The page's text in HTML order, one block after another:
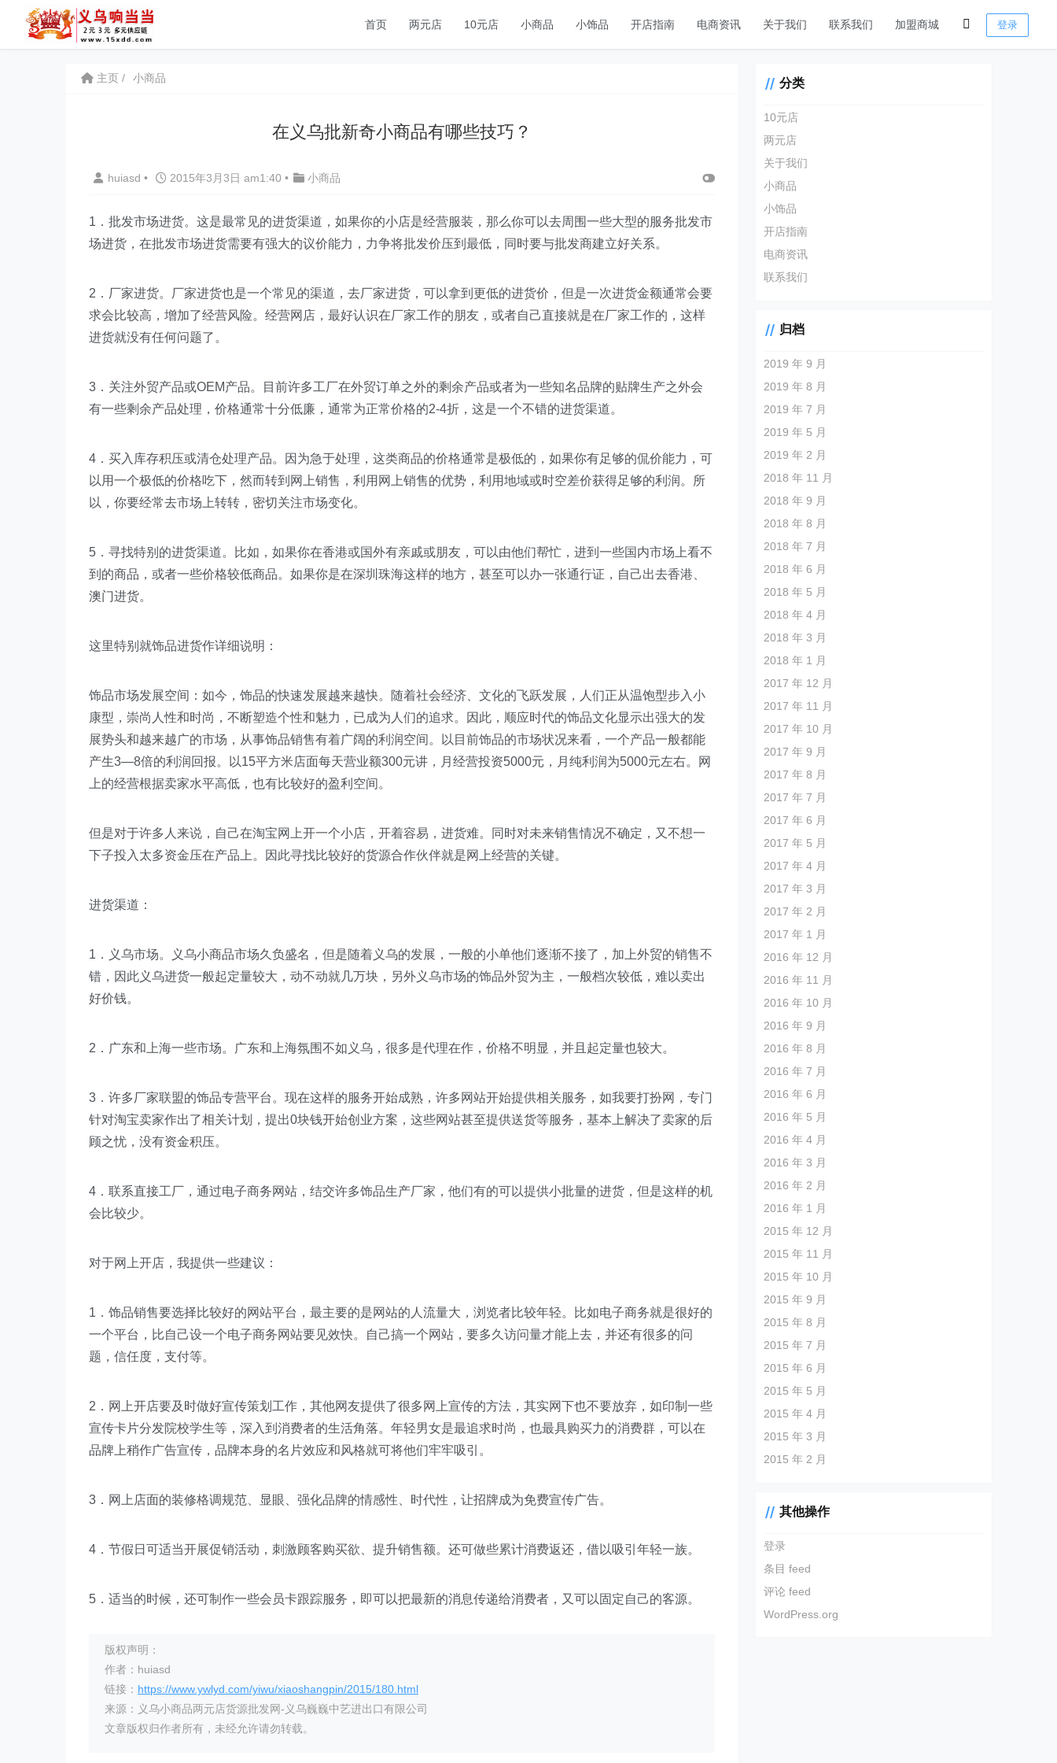
首页 两元店 10元店 小商品 小饰品 开店指南 电商资讯 关于我们 联系我们 加盟商城 登录
主页 小商品
在义乌批新奇小商品有哪些技巧？
huiasd • 2015年3月3日 am1:40 • 小商品
1．批发市场进货。这是最常见的进货渠道，如果你的小店是经营服装，那么你可以去周围一些大型的服务批发市
场进货，在批发市场进货需要有强大的议价能力，力争将批发价压到最低，同时要与批发商建立好关系。
2．厂家进货。厂家进货也是一个常见的渠道，去厂家进货，可以拿到更低的进货价，但是一次进货金额通常会要
求会比较高，增加了经营风险。经营网店，最好认识在厂家工作的朋友，或者自己直接就是在厂家工作的，这样
进货就没有任何问题了。
3．关注外贸产品或OEM产品。目前许多工厂在外贸订单之外的剩余产品或者为一些知名品牌的贴牌生产之外会
有一些剩余产品处理，价格通常十分低廉，通常为正常价格的2-4折，这是一个不错的进货渠道。
4．买入库存积压或清仓处理产品。因为急于处理，这类商品的价格通常是极低的，如果你有足够的侃价能力，可
以用一个极低的价格吃下，然而转到网上销售，利用网上销售的优势，利用地域或时空差价获得足够的利润。所
以，你要经常去市场上转转，密切关注市场变化。
5．寻找特别的进货渠道。比如，如果你在香港或国外有亲戚或朋友，可以由他们帮忙，进到一些国内市场上看不
到的商品，或者一些价格较低商品。如果你是在深圳珠海这样的地方，甚至可以办一张通行证，自己出去香港、
澳门进货。
这里特别就饰品进货作详细说明：
饰品市场发展空间：如今，饰品的快速发展越来越快。随着社会经济、文化的飞跃发展，人们正从温饱型步入小
康型，崇尚人性和时尚，不断塑造个性和魅力，已成为人们的追求。因此，顺应时代的饰品文化显示出强大的发
展势头和越来越广的市场，从事饰品销售有着广阔的利润空间。以目前饰品的市场状况来看，一个产品一般都能
产生3—8倍的利润回报。以15平方米店面每天营业额300元讲，月经营投资5000元，月纯利润为5000元左右。网
上的经营根据卖家水平高低，也有比较好的盈利空间。
但是对于许多人来说，自己在淘宝网上开一个小店，开着容易，进货难。同时对未来销售情况不确定，又不想一
下子投入太多资金压在产品上。因此寻找比较好的货源合作伙伴就是网上经营的关键。
进货渠道：
1．义乌市场。义乌小商品市场久负盛名，但是随着义乌的发展，一般的小单他们逐渐不接了，加上外贸的销售不
错，因此义乌进货一般起定量较大，动不动就几万块，另外义乌市场的饰品外贸为主，一般档次较低，难以卖出
好价钱。
2．广东和上海一些市场。广东和上海氛围不如义乌，很多是代理在作，价格不明显，并且起定量也较大。
3．许多厂家联盟的饰品专营平台。现在这样的服务开始成熟，许多网站开始提供相关服务，如我要打扮网，专门
针对淘宝卖家作出了相关计划，提出0块钱开始创业方案，这些网站甚至提供送货等服务，基本上解决了卖家的后
顾之忧，没有资金积压。
4．联系直接工厂，通过电子商务网站，结交许多饰品生产厂家，他们有的可以提供小批量的进货，但是这样的机
会比较少。
对于网上开店，我提供一些建议：
1．饰品销售要选择比较好的网站平台，最主要的是网站的人流量大，浏览者比较年轻。比如电子商务就是很好的
一个平台，比自己设一个电子商务网站要见效快。自己搞一个网站，要多久访问量才能上去，并还有很多的问
题，信任度，支付等。
2．网上开店要及时做好宣传策划工作，其他网友提供了很多网上宣传的方法，其实网下也不要放弃，如印制一些
宣传卡片分发院校学生等，深入到消费者的生活角落。年轻男女是最追求时尚，也最具购买力的消费群，可以在
品牌上稍作广告宣传，品牌本身的名片效应和风格就可将他们牢牢吸引。
3．网上店面的装修格调规范、显眼、强化品牌的情感性、时代性，让招牌成为免费宣传广告。
4．节假日可适当开展促销活动，刺激顾客购买欲、提升销售额。还可做些累计消费返还，借以吸引年轻一族。
5．适当的时候，还可制作一些会员卡跟踪服务，即可以把最新的消息传递给消费者，又可以固定自己的客源。
版权声明：
作者：huiasd
链接： https://www.ywlyd.com/yiwu/xiaoshangpin/2015/180.html
来源：义乌小商品两元店货源批发网-义乌巍巍中艺进出口有限公司
文章版权归作者所有，未经允许请勿转载。
分类
10元店
两元店
关于我们
小商品
小饰品
开店指南
电商资讯
联系我们
归档
2019 年 9 月
2019 年 8 月
2019 年 7 月
2019 年 5 月
2019 年 2 月
2018 年 11 月
2018 年 9 月
2018 年 8 月
2018 年 7 月
2018 年 6 月
2018 年 5 月
2018 年 4 月
2018 年 3 月
2018 年 1 月
2017 年 12 月
2017 年 11 月
2017 年 10 月
2017 年 9 月
2017 年 8 月
2017 年 7 月
2017 年 6 月
2017 年 5 月
2017 年 4 月
2017 年 3 月
2017 年 2 月
2017 年 1 月
2016 年 12 月
2016 年 11 月
2016 年 10 月
2016 年 9 月
2016 年 8 月
2016 年 7 月
2016 年 6 月
2016 年 5 月
2016 年 4 月
2016 年 3 月
2016 年 2 月
2016 年 1 月
2015 年 12 月
2015 年 11 月
2015 年 10 月
2015 年 9 月
2015 年 8 月
2015 年 7 月
2015 年 6 月
2015 年 5 月
2015 年 4 月
2015 年 3 月
2015 年 2 月
其他操作
登录
条目 feed
评论 feed
WordPress.org